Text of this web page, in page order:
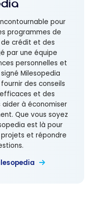
pour
programmes de
crédit et des
par une équipe
personnelles et
Milesopedia
des conseils
et des
à économiser
Que vous soyez
est là pour
et répondre